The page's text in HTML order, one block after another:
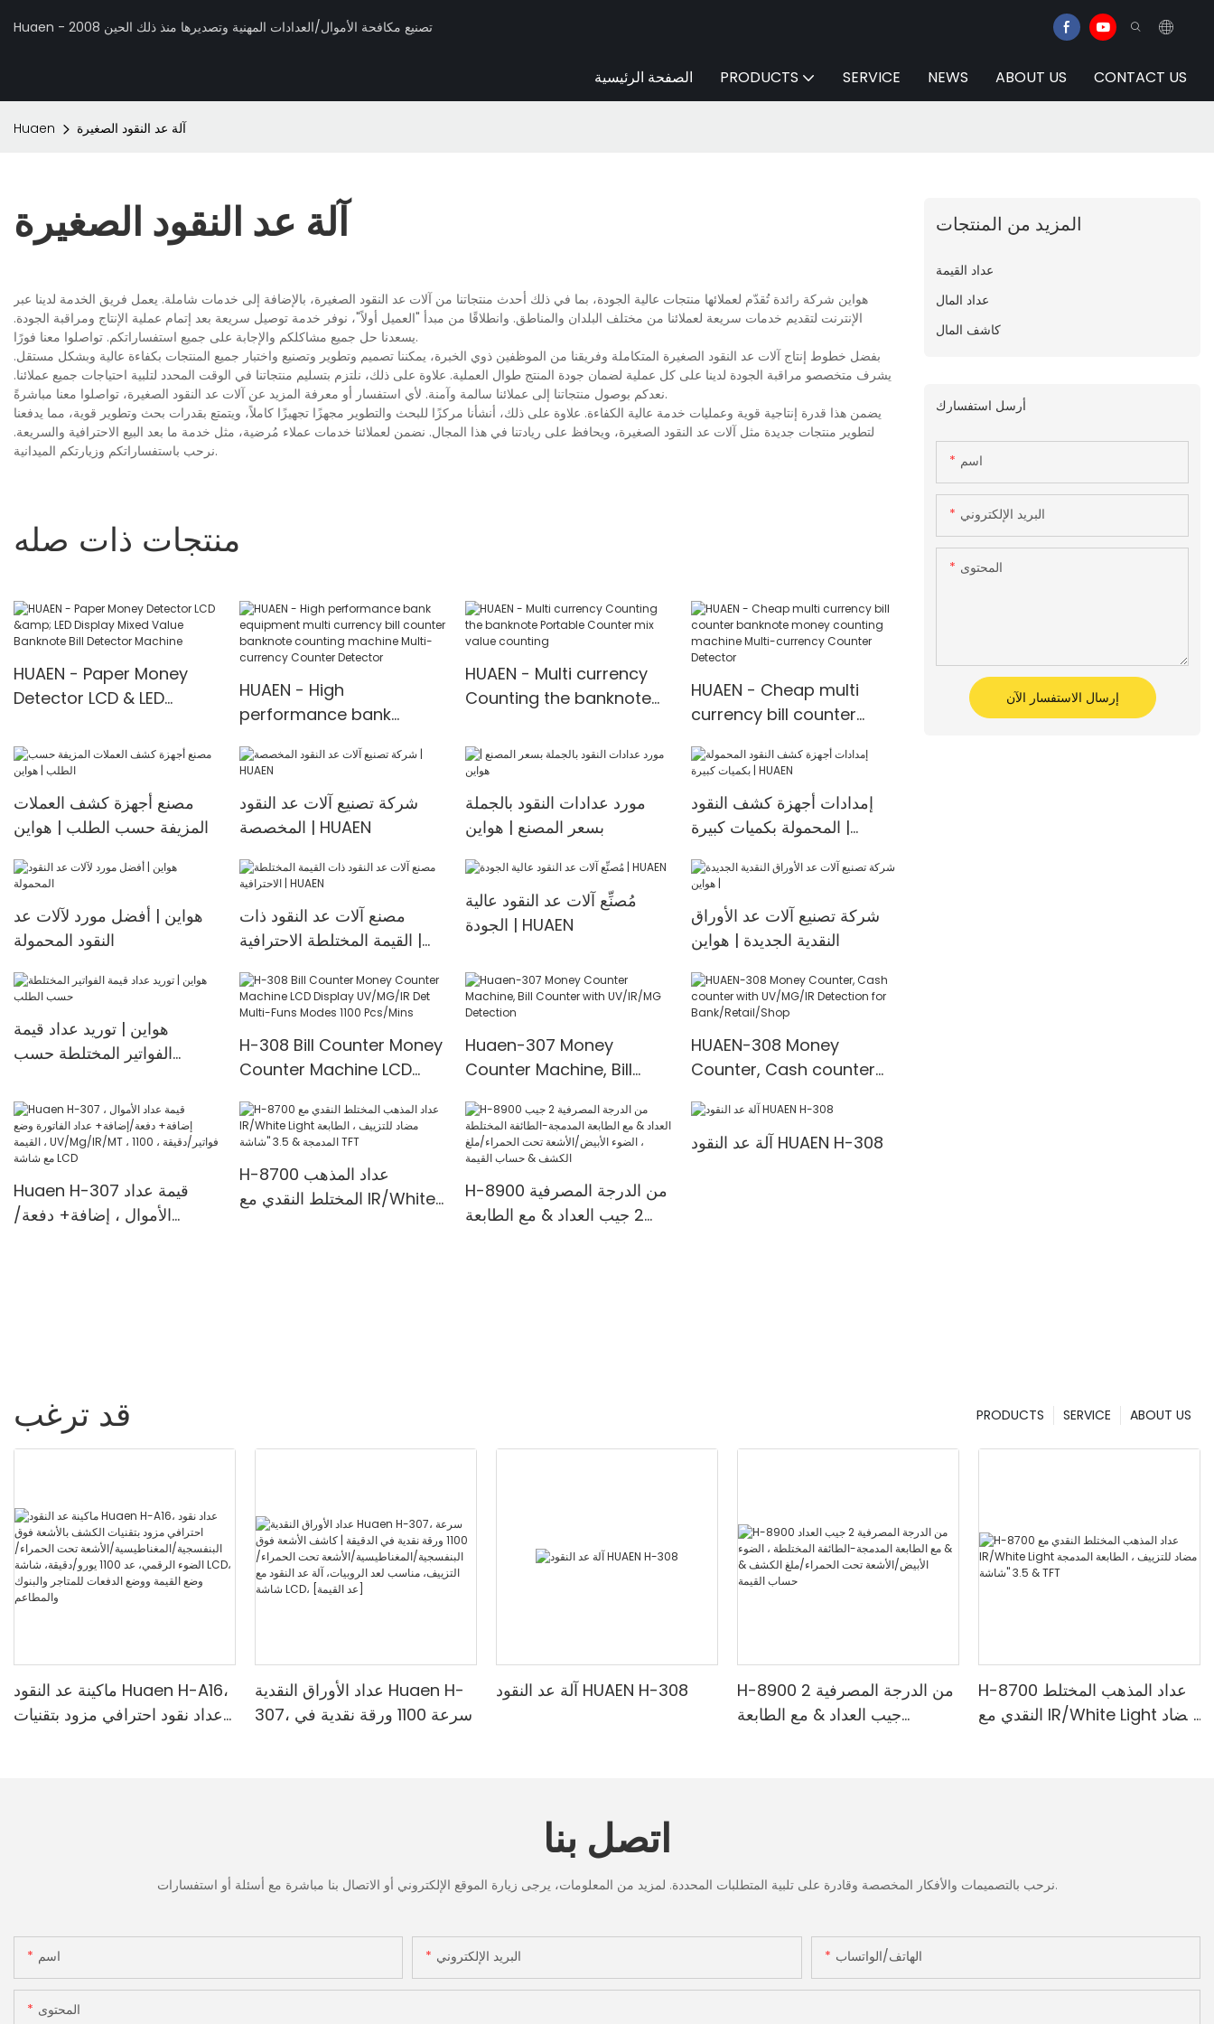
Huaen - تصنيع مكافحة الأموال/العدادات المهنية وتصديرها منذ ذلك الحين 2008
الصفحة الرئيسية PRODUCTS SERVICE NEWS ABOUT US CONTACT US
Huaen آلة عد النقود الصغيرة
آلة عد النقود الصغيرة
هواين شركة رائدة تُقدّم لعملائها منتجات عالية الجودة، بما في ذلك أحدث منتجاتنا من آلات عد النقود الصغيرة، بالإضافة إلى خدمات شاملة. يعمل فريق الخدمة لدينا عبر
الإنترنت لتقديم خدمات سريعة لعملائنا من مختلف البلدان والمناطق. وانطلاقًا من مبدأ "العميل أولاً"، نوفر خدمة توصيل سريعة بعد إتمام عملية الإنتاج ومراقبة الجودة.
يسعدنا حل جميع مشاكلكم والإجابة على جميع استفساراتكم. تواصلوا معنا فورًا.
بفضل خطوط إنتاج آلات عد النقود الصغيرة المتكاملة وفريقنا من الموظفين ذوي الخبرة، يمكننا تصميم وتطوير وتصنيع واختبار جميع المنتجات بكفاءة عالية وبشكل مستقل.
يشرف متخصصو مراقبة الجودة لدينا على كل عملية لضمان جودة المنتج طوال العملية. علاوة على ذلك، نلتزم بتسليم منتجاتنا في الوقت المحدد لتلبية احتياجات جميع عملائنا.
نعدكم بوصول منتجاتنا إلى عملائنا سالمة وآمنة. لأي استفسار أو معرفة المزيد عن آلات عد النقود الصغيرة، تواصلوا معنا مباشرةً.
يضمن هذا قدرة إنتاجية قوية وعمليات خدمة عالية الكفاءة. علاوة على ذلك، أنشأنا مركزًا للبحث والتطوير مجهزًا تجهيزًا كاملاً، ويتمتع بقدرات بحث وتطوير قوية، مما يدفعنا
لتطوير منتجات جديدة مثل آلات عد النقود الصغيرة، ويحافظ على ريادتنا في هذا المجال. نضمن لعملائنا خدمات عملاء مُرضية، مثل خدمة ما بعد البيع الاحترافية والسريعة.
نرحب باستفساراتكم وزيارتكم الميدانية.
منتجات ذات صله
HUAEN - Paper Money
Detector LCD & LED
Banknote Bill Detector
Machine
HUAEN - High
performance bank
currency bill counter
banknote counting
machine Multi-currency
Counter <000000>
Detector
HUAEN - Multi currency
Counting the banknote
value counting
HUAEN - Cheap multi
currency bill counter
counting machine Multi-
currency Counter
<000000> Detector
مصنع أجهزة كشف العملات
المزيفة حسب الطلب | هواين
شركة تصنيع آلات عد النقود
المخصصة | HUAEN
مورد عدادات النقود بالجملة
بسعر المصنع | هواين
إمدادات أجهزة كشف النقود
المحمولة بكميات كبيرة |
هواين | أفضل مورد لآلات عد
النقود المحمولة
مصنع آلات عد النقود ذات
القيمة المختلطة الاحترافية |
مُصنِّع آلات عد النقود عالية
الجودة | HUAEN
شركة تصنيع آلات عد الأوراق
النقدية الجديدة | هواين
هواين | توريد عداد قيمة
الفواتير المختلطة حسب
H-308 Bill Counter Money
Counter Machine LCD
Multi-Funs Modes 1100
Pcs/Mins
Huaen-307 Money
Counter Machine, Bill
Detection
HUAEN-308 Money
Counter, Cash counter
for Bank/Retail/Shop
Huaen H-307 قيمة عداد
الأموال ، إضافة+ دفعة/
H-8700 عداد المذهب
المختلط النقدي مع IR/White
H-8900 من الدرجة المصرفية
2 جيب العداد & مع الطابعة
آلة عد النقود HUAEN H-308
المزيد من المنتجات
عداد القيمة
عداد المال
كاشف المال
أرسل استفسارك
اسم
البريد الإلكتروني
المحتوى
إرسال الاستفسار الآن
قد ترغب ABOUT US
SERVICE
PRODUCTS
ماكينة عد النقود Huaen H-A16،
عداد نقود احترافي مزود بتقنيات
عداد الأوراق النقدية Huaen H-
307، سرعة 1100 ورقة نقدية في
آلة عد النقود HUAEN H-308
H-8900 من الدرجة المصرفية 2
جيب العداد & مع الطابعة
H-8700 عداد المذهب المختلط
النقدي مع IR/White Light مضاد
اتصل بنا
نرحب بالتصميمات والأفكار المخصصة وقادرة على تلبية المتطلبات المحددة. لمزيد من المعلومات، يرجى زيارة الموقع الإلكتروني أو الاتصال بنا مباشرة مع أسئلة أو استفسارات.
اسم البريد الإلكتروني الهاتف/الواتساب
المحتوى